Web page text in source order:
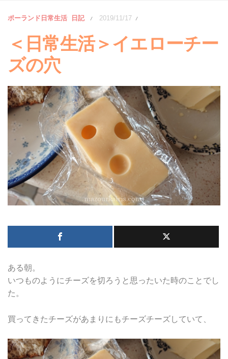
ポーランド日常生活 日記 / 2019/11/17 /
＜日常生活＞イエローチー
ズの穴
ある朝。
いつものようにチーズを切ろうと思ったいた時のことでし
た。
買ってきたチーズがあまりにもチーズチーズしていて、